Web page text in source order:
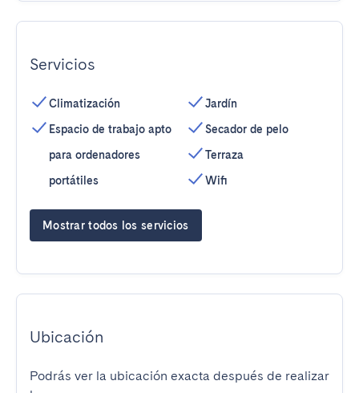
Servicios
Climatización
Espacio de trabajo apto
para ordenadores
portátiles
Jardín
Secador de pelo
Terraza
Wifi
Mostrar todos los servicios
Ubicación
Podrás ver la ubicación exacta después de realizar